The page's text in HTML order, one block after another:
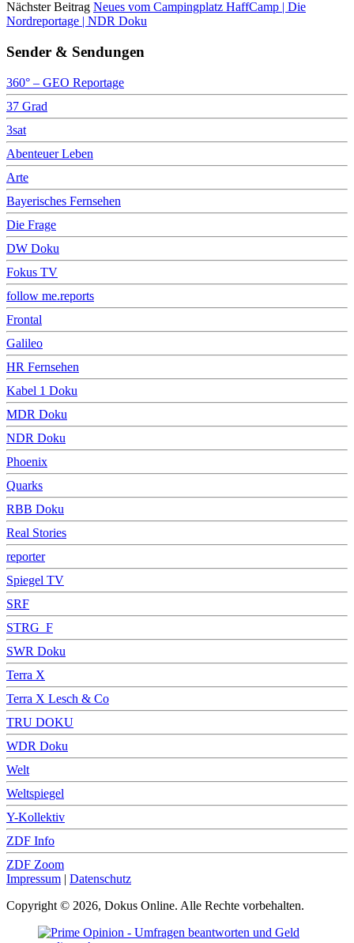
Nächster Beitrag Neues vom Campingplatz HaffCamp | Die
Nordreportage | NDR Doku
Sender & Sendungen
360° – GEO Reportage
37 Grad
3sat
Abenteuer Leben
Arte
Bayerisches Fernsehen
Die Frage
DW Doku
Fokus TV
follow me.reports
Frontal
Galileo
HR Fernsehen
Kabel 1 Doku
MDR Doku
NDR Doku
Phoenix
Quarks
RBB Doku
Real Stories
reporter
Spiegel TV
SRF
STRG_F
SWR Doku
Terra X
Terra X Lesch & Co
TRU DOKU
WDR Doku
Welt
Weltspiegel
Y-Kollektiv
ZDF Info
ZDF Zoom
Impressum | Datenschutz
Copyright © 2026, Dokus Online. Alle Rechte vorbehalten.